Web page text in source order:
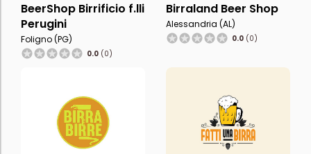
BeerShop Birrificio f.lli
Perugini
Foligno (PG)
0.0 (0)
Birraland Beer Shop
Alessandria (AL)
0.0 (0)